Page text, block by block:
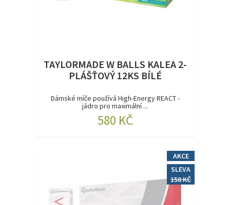
TAYLORMADE W BALLS KALEA 2-
PLÁŠŤOVÝ 12KS BÍLÉ
Dámské míče používá High-Energy REACT -
jádro pro maximální ...
580 KČ
AKCE
SLEVA
150 KČ